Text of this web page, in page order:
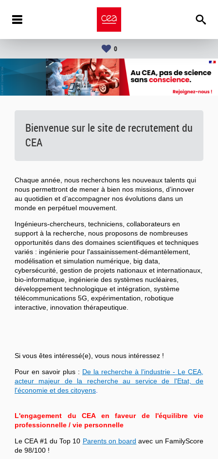
0
Bienvenue sur le site de recrutement du
CEA
Chaque année, nous recherchons les nouveaux talents qui
nous permettront de mener à bien nos missions, d’innover
au quotidien et d’accompagner nos évolutions dans un
monde en perpétuel mouvement.
Ingénieurs-chercheurs, techniciens, collaborateurs en
support à la recherche, nous proposons de nombreuses
opportunités dans des domaines scientifiques et techniques
variés : ingénierie pour l'assainissement-démantèlement,
modélisation et simulation numérique, big data,
cybersécurité, gestion de projets nationaux et internationaux,
bio-informatique, ingénierie des systèmes nucléaires,
développement technologique et intégration, système
télécommunications 5G, expérimentation, robotique
interactive, innovation thérapeutique.
Si vous êtes intéressé(e), vous nous intéressez !
Pour en savoir plus : De la recherche à l'industrie - Le CEA,
acteur majeur de la recherche au service de l'Etat, de
l'économie et des citoyens
L'engagement du CEA en faveur de l'équilibre vie
professionnelle / vie personnelle
Le CEA #1 du Top 10 Parents on board avec un FamilyScore
de 98/100 !